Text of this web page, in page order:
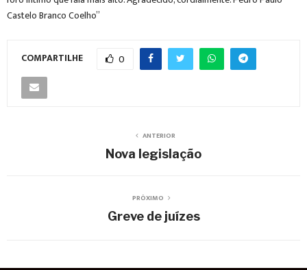
Castelo Branco Coelho”
COMPARTILHE 0
ANTERIOR
Nova legislação
PRÓXIMO
Greve de juízes